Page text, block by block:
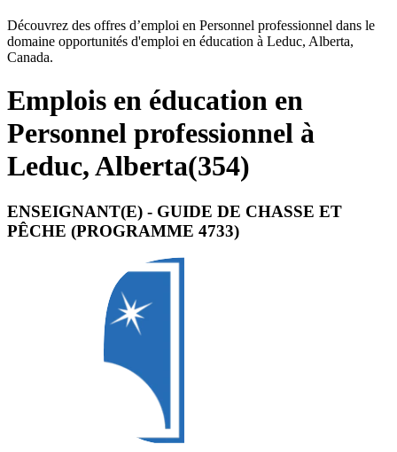
Découvrez des offres d’emploi en Personnel professionnel dans le
domaine opportunités d'emploi en éducation à Leduc, Alberta,
Canada.
Emplois en éducation en
Personnel professionnel à
Leduc, Alberta(354)
ENSEIGNANT(E) - GUIDE DE CHASSE ET
PÊCHE (PROGRAMME 4733)